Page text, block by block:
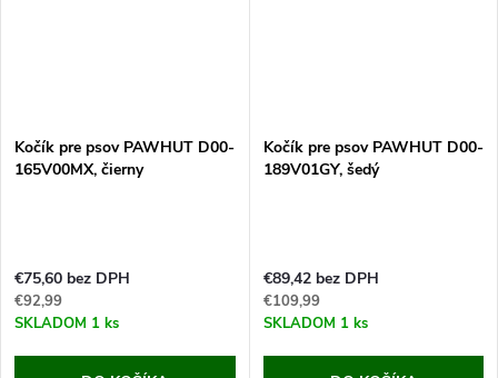
Kočík pre psov PAWHUT D00-
165V00MX, čierny
€75,60 bez DPH
€92,99
SKLADOM 1 ks
Kočík pre psov PAWHUT D00-
189V01GY, šedý
€89,42 bez DPH
€109,99
SKLADOM 1 ks